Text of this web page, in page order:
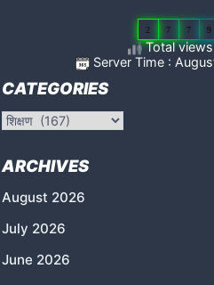
2 7 7 9
Total
Server Time :
CATEGORIES
Categories
ARCHIVES
August 2026
July 2026
June 2026